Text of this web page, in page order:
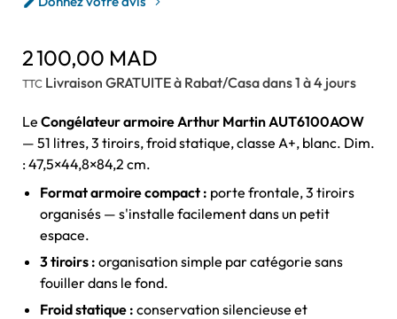
2 100,00 MAD
TTC Livraison GRATUITE à Rabat/Casa dans 1 à 4 jours
Le Congélateur armoire Arthur Martin AUT6100AOW
— 51 litres, 3 tiroirs, froid statique, classe A+, blanc. Dim.
: 47,5×44,8×84,2 cm.
Format armoire compact : porte frontale, 3 tiroirs
organisés — s'installe facilement dans un petit
espace.
3 tiroirs : organisation simple par catégorie sans
fouiller dans le fond.
Froid statique : conservation silencieuse et